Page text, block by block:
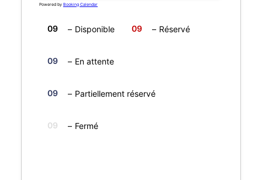
Powered by Booking Calendar
09 – Disponible 09 – Réservé
09 – En attente
·
09 – Partiellement réservé
09 – Fermé